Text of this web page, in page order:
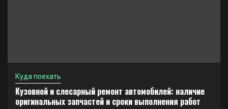
Куда поехать
Кузовной и слесарный ремонт автомобилей: наличие
оригинальных запчастей и сроки выполнения работ